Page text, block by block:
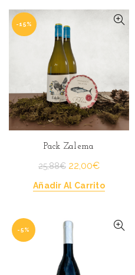
era:
53,00€.
es:
48,00€.
-15%
Pack Zalema
25,88€ El
precio
original
25,88€.
22,00€El
actual
22,00€.
Añadir Al Carrito
-5%